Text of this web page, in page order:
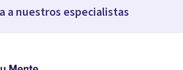
a nuestros especialistas